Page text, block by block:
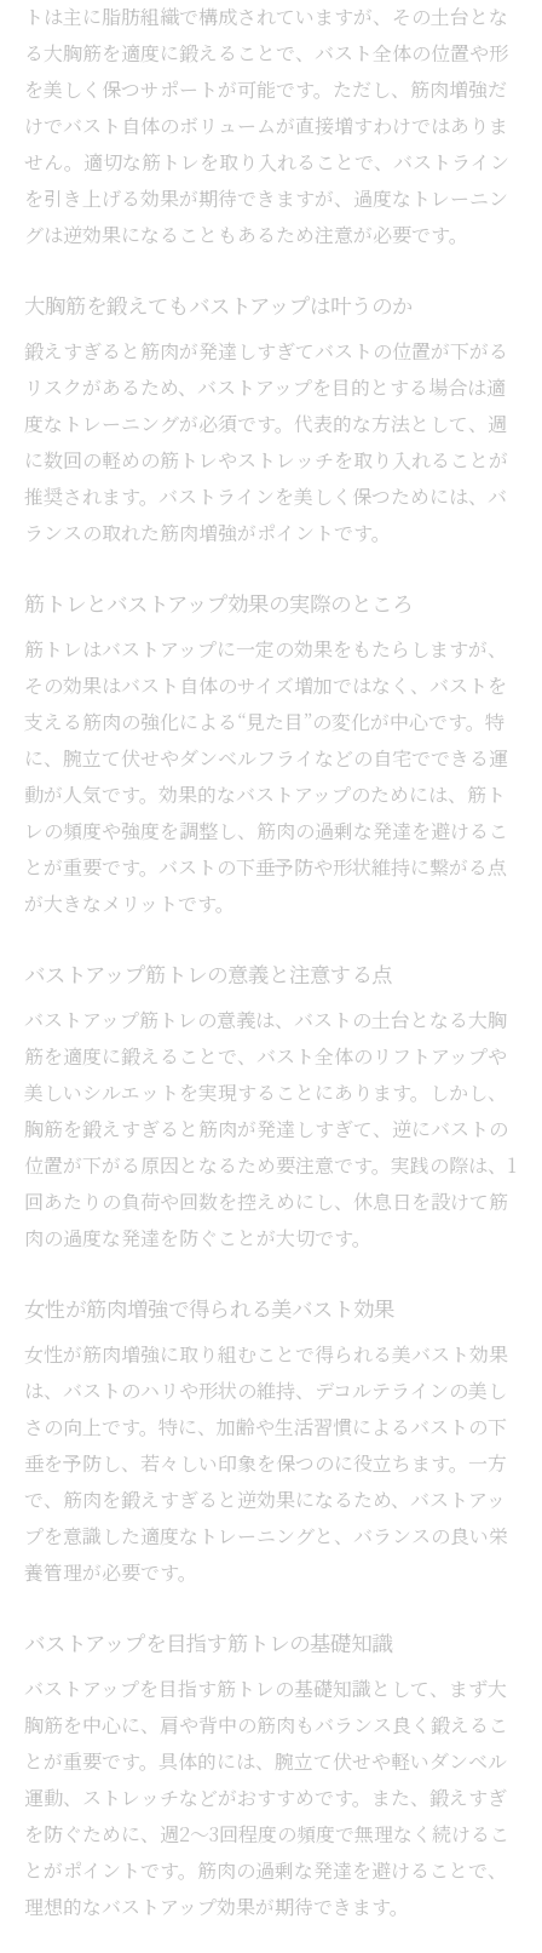
鍛えすぎでバスト位置が下がる仕組みを解
説
バストアップは全身のバランスが重要です
胸筋とバストアップの正しい関係を知ろう
筋トレとバストアップの間違ったイメージ
筋肉増強で理想のバストラインを保つコツ
鍛えすぎずバストラインを維持する方法
理想のバストアップを叶える筋トレ選び
筋肉増強で美しいバストを作る秘訣
バストアップのための適度な筋トレとは
筋肉増強とバストアップの成功例から学ぶ
鍛えすぎ注意！バスト位置が下がる原因とは
バスト位置が下がるメカニズムと予防策
バストアップ筋トレの適切な負荷とは何か
筋肉増強でバストダウンを防ぐポイント
バストアップ目的で避けたい筋トレ習慣
大胸筋の鍛えすぎがもたらす見た目の変化
自宅でできるバストアップ筋トレの正しい方法
自宅で手軽にできるバストアップ筋トレ術
バストアップ筋トレの正しいフォーム解説
筋肉増強しすぎないバストアップ習慣
バストアップ体操で理想のバストラインへ
ビフォーアフターで見直す自宅筋トレの効
果
ビフォーアフターで見る筋トレの効果と注意点
バストアップ筋トレのビフォーアフター紹介
筋肉増強でバストラインがどう変化するか
バストアップに成功した事例とその注意点
バストアップ筋トレの継続で得られる効果
女性の筋トレ効果がバストアップに与える
バストアップ目的の筋トレは逆効果になること
も
バストアップ筋トレが逆効果になる理由
筋肉増強でバストダウンを招く注意点
レ
鍛えすぎによるバストアップ失敗例を解説
バストアップ筋トレが意味ない場合の対策
理想のバストライン維持のための筋トレ見
直し
健康的な美バストを守る筋肉ケアの秘訣
バストアップと健康美のための筋肉ケア術
トは主に脂肪組織で構成されていますが、その土台とな
る大胸筋を適度に鍛えることで、バスト全体の位置や形
を美しく保つサポートが可能です。ただし、筋肉増強だ
けでバスト自体のボリュームが直接増すわけではありま
せん。適切な筋トレを取り入れることで、バストライン
を引き上げる効果が期待できますが、過度なトレーニン
グは逆効果になることもあるため注意が必要です。
大胸筋を鍛えてもバストアップは叶うのか
鍛えすぎると筋肉が発達しすぎてバストの位置が下がる
リスクがあるため、バストアップを目的とする場合は適
度なトレーニングが必須です。代表的な方法として、週
に数回の軽めの筋トレやストレッチを取り入れることが
推奨されます。バストラインを美しく保つためには、バ
ランスの取れた筋肉増強がポイントです。
筋トレとバストアップ効果の実際のところ
筋トレはバストアップに一定の効果をもたらしますが、
その効果はバスト自体のサイズ増加ではなく、バストを
支える筋肉の強化による“見た目”の変化が中心です。特
に、腕立て伏せやダンベルフライなどの自宅でできる運
動が人気です。効果的なバストアップのためには、筋ト
レの頻度や強度を調整し、筋肉の過剰な発達を避けるこ
とが重要です。バストの下垂予防や形状維持に繋がる点
が大きなメリットです。
バストアップ筋トレの意義と注意する点
バストアップ筋トレの意義は、バストの土台となる大胸
筋を適度に鍛えることで、バスト全体のリフトアップや
美しいシルエットを実現することにあります。しかし、
胸筋を鍛えすぎると筋肉が発達しすぎて、逆にバストの
位置が下がる原因となるため要注意です。実践の際は、1
回あたりの負荷や回数を控えめにし、休息日を設けて筋
肉の過度な発達を防ぐことが大切です。
女性が筋肉増強で得られる美バスト効果
女性が筋肉増強に取り組むことで得られる美バスト効果
は、バストのハリや形状の維持、デコルテラインの美し
さの向上です。特に、加齢や生活習慣によるバストの下
垂を予防し、若々しい印象を保つのに役立ちます。一方
で、筋肉を鍛えすぎると逆効果になるため、バストアッ
プを意識した適度なトレーニングと、バランスの良い栄
養管理が必要です。
バストアップを目指す筋トレの基礎知識
バストアップを目指す筋トレの基礎知識として、まず大
胸筋を中心に、肩や背中の筋肉もバランス良く鍛えるこ
とが重要です。具体的には、腕立て伏せや軽いダンベル
運動、ストレッチなどがおすすめです。また、鍛えすぎ
を防ぐために、週2～3回程度の頻度で無理なく続けるこ
とがポイントです。筋肉の過剰な発達を避けることで、
理想的なバストアップ効果が期待できます。